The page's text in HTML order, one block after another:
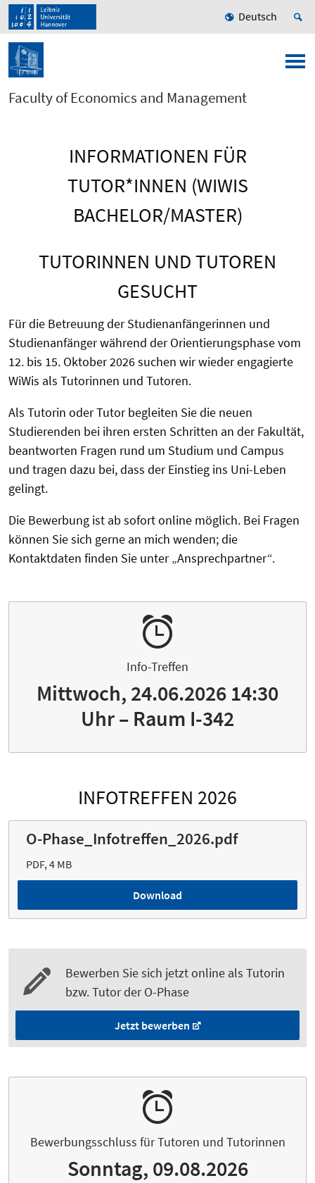
Deutsch
Faculty of Economics and Management
INFORMATIONEN FÜR
TUTOR*INNEN (WIWIS
BACHELOR/MASTER)
TUTORINNEN UND TUTOREN
GESUCHT
Für die Betreuung der Studienanfängerinnen und
Studienanfänger während der Orientierungsphase vom
12. bis 15. Oktober 2026 suchen wir wieder engagierte
WiWis als Tutorinnen und Tutoren.
Als Tutorin oder Tutor begleiten Sie die neuen
Studierenden bei ihren ersten Schritten an der Fakultät,
beantworten Fragen rund um Studium und Campus
und tragen dazu bei, dass der Einstieg ins Uni-Leben
gelingt.
Die Bewerbung ist ab sofort online möglich. Bei Fragen
können Sie sich gerne an mich wenden; die
Kontaktdaten finden Sie unter „Ansprechpartner“.
Info-Treffen
Mittwoch, 24.06.2026 14:30
Uhr – Raum I-342
INFOTREFFEN 2026
O-Phase_Infotreffen_2026.pdf
PDF, 4 MB
Download
Bewerben Sie sich jetzt online als Tutorin
bzw. Tutor der O-Phase
Jetzt bewerben
Bewerbungsschluss für Tutoren und Tutorinnen
Sonntag, 09.08.2026